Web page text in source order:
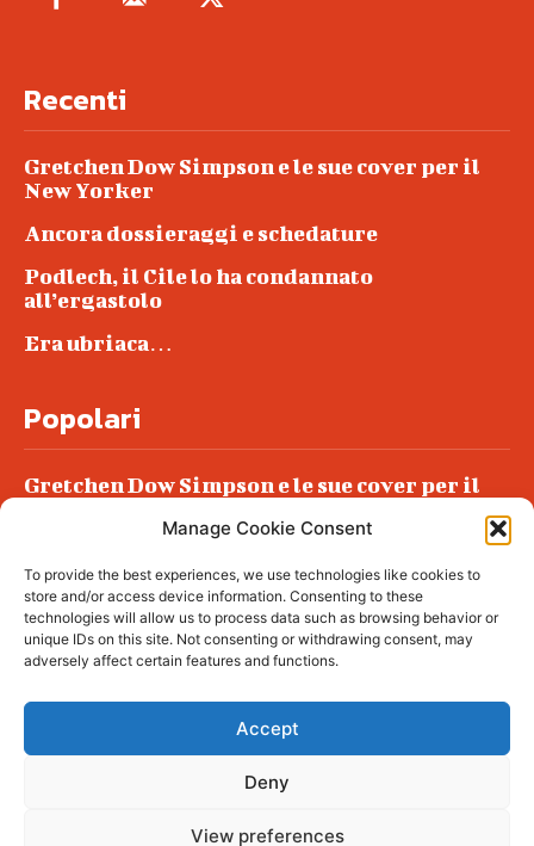
Manage Cookie Consent
To provide the best experiences, we use technologies like cookies to
store and/or access device information. Consenting to these
technologies will allow us to process data such as browsing behavior or
unique IDs on this site. Not consenting or withdrawing consent, may
adversely affect certain features and functions.
Accept
Deny
View preferences
Recenti
Gretchen Dow Simpson e le sue cover per il
New Yorker
Ancora dossieraggi e schedature
Podlech, il Cile lo ha condannato
all’ergastolo
Era ubriaca…
Popolari
Gretchen Dow Simpson e le sue cover per il
Podlech, il Cile lo ha condannato
all’ergastolo
Era ubriaca…
© tagDiv - All rights reserved. Made with
complete News Portal about living, lifestyle,